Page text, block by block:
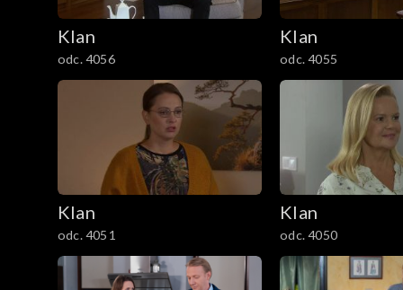
901–1000
801–900
701–800
601–700
501–600
401–500
Klan
odc. 4056
Klan
odc. 4055
Klan
odc. 4051
Klan
odc. 4050